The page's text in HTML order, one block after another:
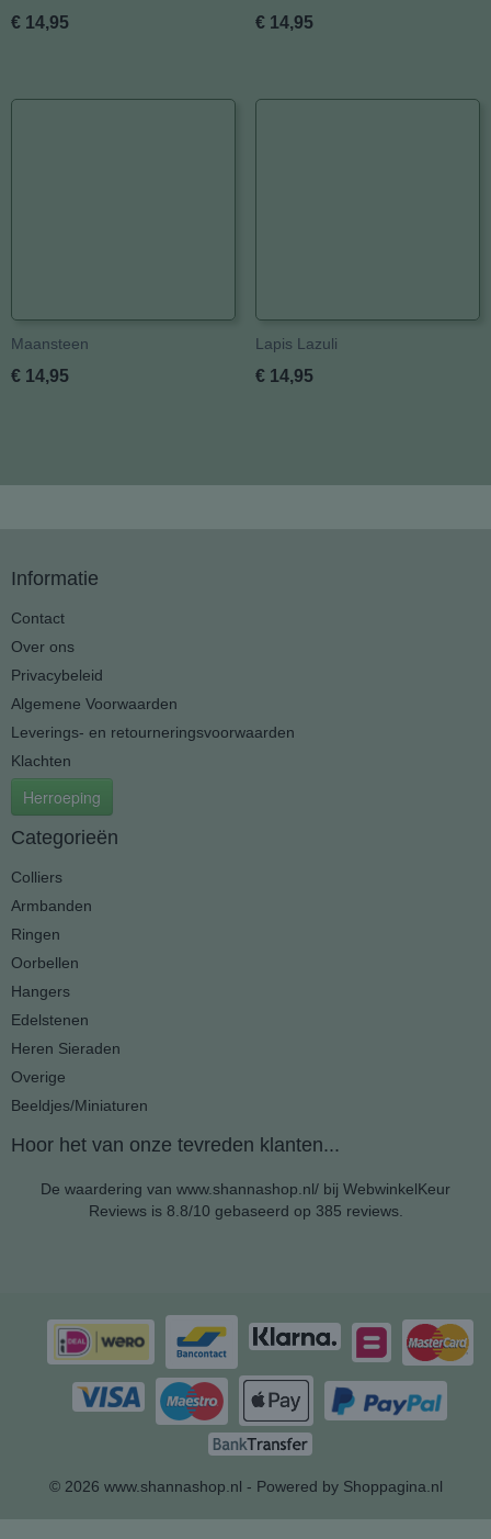
€ 14,95 € 14,95
Maansteen
€ 14,95
Lapis Lazuli
€ 14,95
Informatie
Contact
Over ons
Privacybeleid
Algemene Voorwaarden
Leverings- en retourneringsvoorwaarden
Klachten
Herroeping
Categorieën
Colliers
Armbanden
Ringen
Oorbellen
Hangers
Edelstenen
Heren Sieraden
Overige
Beeldjes/Miniaturen
Hoor het van onze tevreden klanten...
De waardering van www.shannashop.nl/ bij WebwinkelKeur
Reviewsis 8.8/10 gebaseerd op 385 reviews.
© 2026 www.shannashop.nl - Powered by Shoppagina.nl